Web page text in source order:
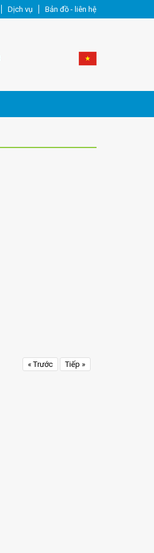
Dịch vụ Bản đồ - liên hệ
« Trước Tiếp »